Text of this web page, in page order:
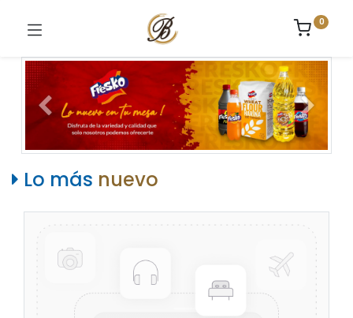
0
Anterior
Lo más nuevo​